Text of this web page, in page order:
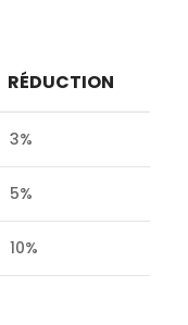
RÉDUCTION
3%
5%
10%